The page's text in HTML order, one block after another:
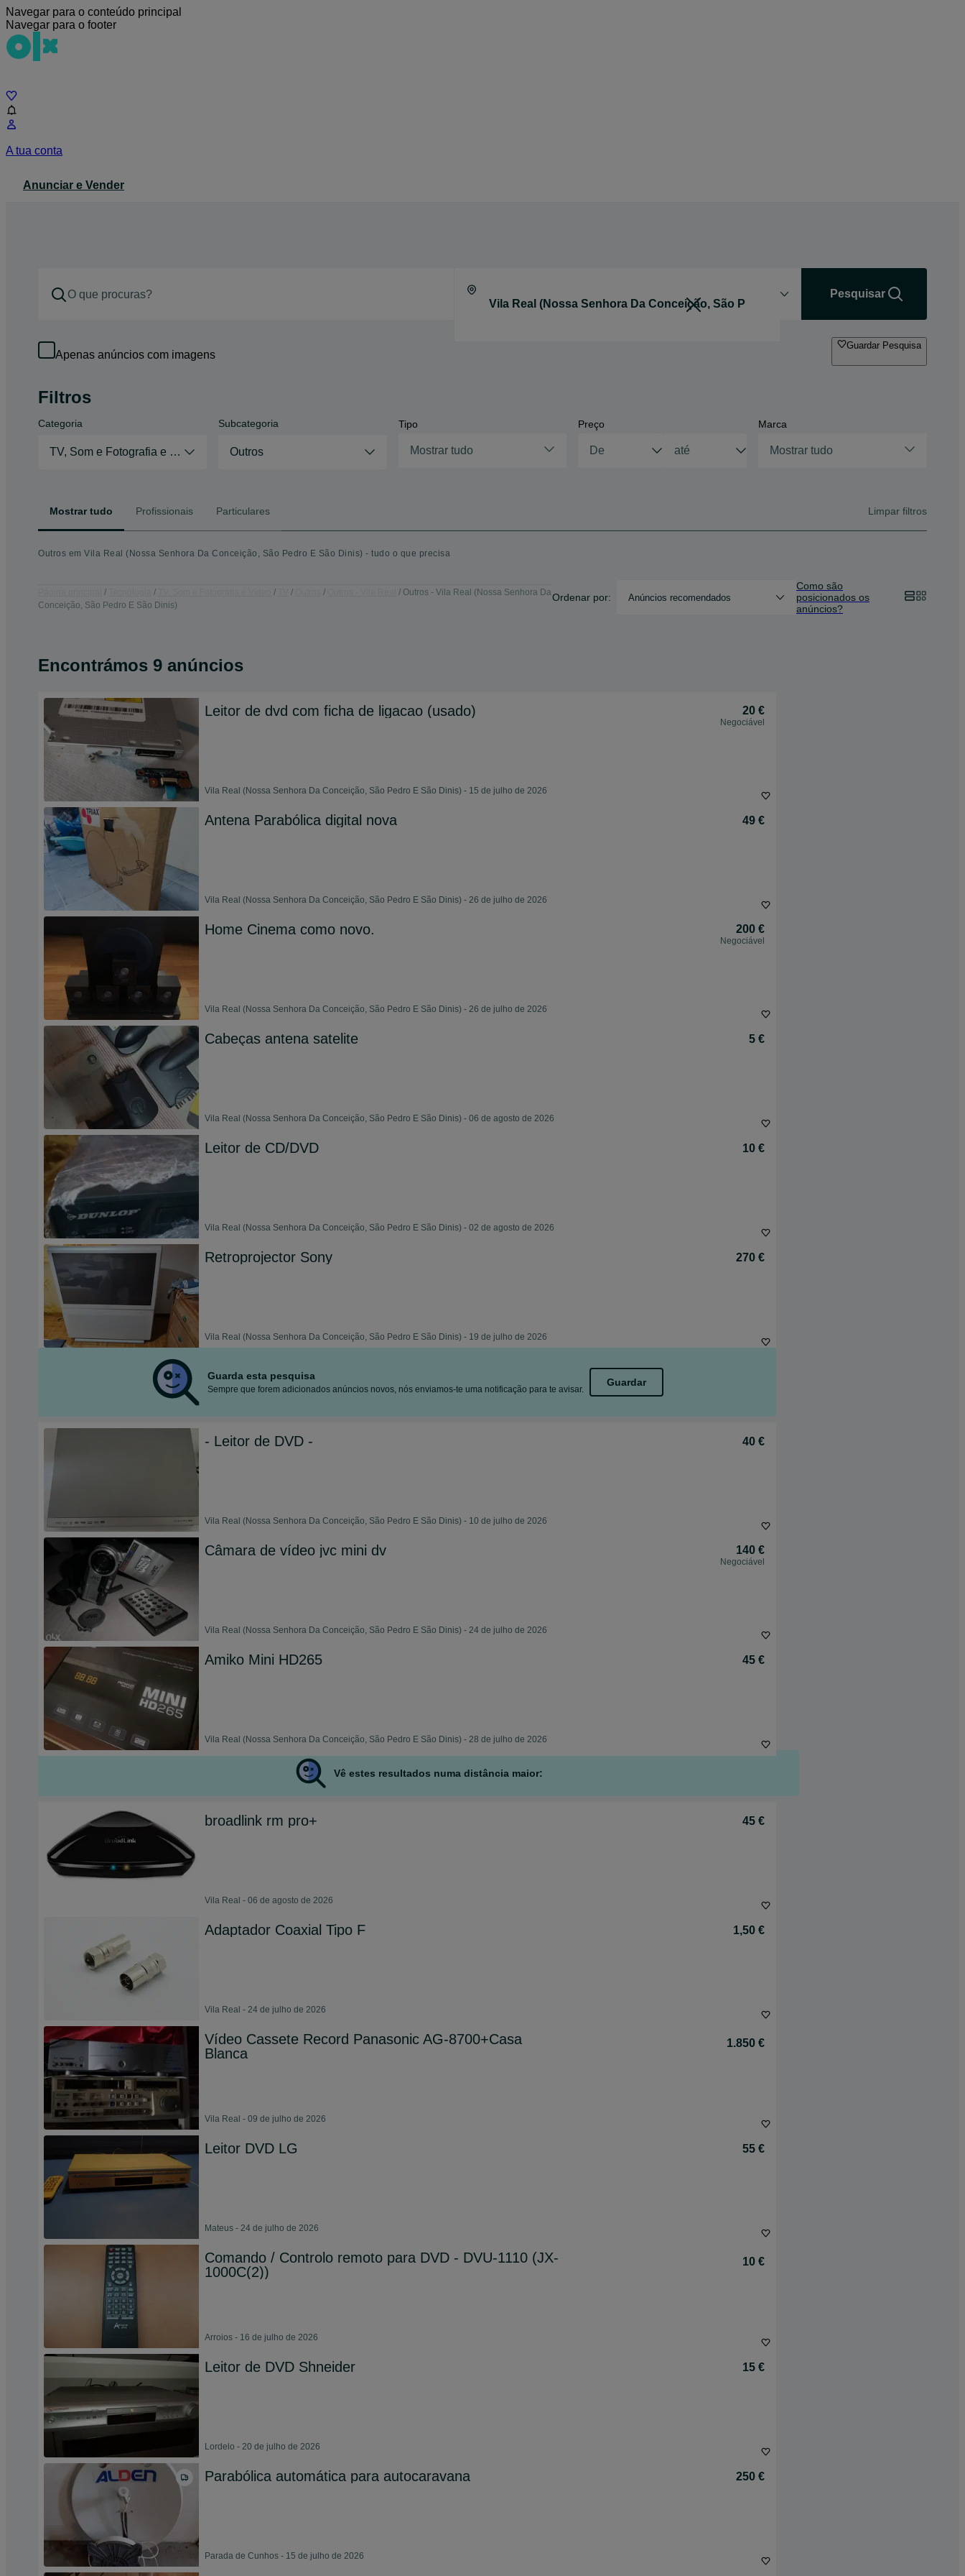
Navegar para o conteúdo principal
Navegar para o footer
A tua conta
Anunciar e Vender
Pesquisar
Apenas anúncios com imagens
Guardar Pesquisa
Filtros
Categoria
TV, Som e Fotografia e Vídeo
Subcategoria
Outros
Tipo
Mostrar tudo
Preço Marca
Mostrar tudo
Mostrar tudo Profissionais Particulares Limpar filtros
Outros em Vila Real (Nossa Senhora Da Conceição, São Pedro E São Dinis) - tudo o que precisa
Outros - Vila Real (Nossa Senhora Da
Conceição, São Pedro E São Dinis)
Ordenar por: Anúncios recomendados
Como são
posicionados os
anúncios?
Encontrámos 9 anúncios
Leitor de dvd com ficha de ligacao (usado) 20 €
Negociável
Vila Real (Nossa Senhora Da Conceição, São Pedro E São Dinis) - 15 de julho de 2026
Antena Parabólica digital nova 49 €
Vila Real (Nossa Senhora Da Conceição, São Pedro E São Dinis) - 26 de julho de 2026
Home Cinema como novo. 200 €
Negociável
Vila Real (Nossa Senhora Da Conceição, São Pedro E São Dinis) - 26 de julho de 2026
Cabeças antena satelite 5 €
Vila Real (Nossa Senhora Da Conceição, São Pedro E São Dinis) - 06 de agosto de 2026
Leitor de CD/DVD 10 €
Vila Real (Nossa Senhora Da Conceição, São Pedro E São Dinis) - 02 de agosto de 2026
Retroprojector Sony 270 €
Vila Real (Nossa Senhora Da Conceição, São Pedro E São Dinis) - 19 de julho de 2026
Guarda esta pesquisa
Sempre que forem adicionados anúncios novos, nós enviamos-te uma notificação para te avisar.
Guardar
- Leitor de DVD - 40 €
Vila Real (Nossa Senhora Da Conceição, São Pedro E São Dinis) - 10 de julho de 2026
Câmara de vídeo jvc mini dv 140 €
Negociável
Vila Real (Nossa Senhora Da Conceição, São Pedro E São Dinis) - 24 de julho de 2026
Amiko Mini HD265 45 €
Vila Real (Nossa Senhora Da Conceição, São Pedro E São Dinis) - 28 de julho de 2026
Vê estes resultados numa distância maior:
broadlink rm pro+ 45 €
Vila Real - 06 de agosto de 2026
Adaptador Coaxial Tipo F 1,50 €
Vila Real - 24 de julho de 2026
Vídeo Cassete Record Panasonic AG-8700+Casa
Blanca
1.850 €
Vila Real - 09 de julho de 2026
Leitor DVD LG 55 €
Mateus - 24 de julho de 2026
Comando / Controlo remoto para DVD - DVU-1110 (JX-
1000C(2))
10 €
Arroios - 16 de julho de 2026
Leitor de DVD Shneider 15 €
Lordelo - 20 de julho de 2026
Parabólica automática para autocaravana 250 €
Parada de Cunhos - 15 de julho de 2026